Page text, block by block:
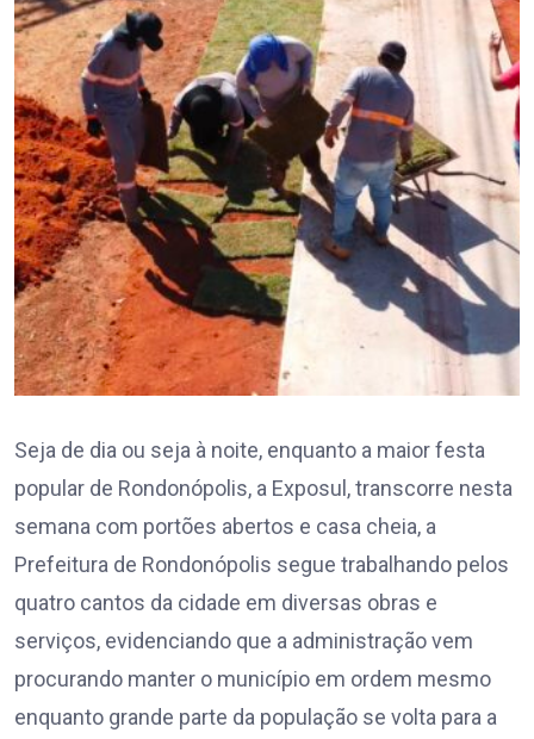
Seja de dia ou seja à noite, enquanto a maior festa
popular de Rondonópolis, a Exposul, transcorre nesta
semana com portões abertos e casa cheia, a
Prefeitura de Rondonópolis segue trabalhando pelos
quatro cantos da cidade em diversas obras e
serviços, evidenciando que a administração vem
procurando manter o município em ordem mesmo
enquanto grande parte da população se volta para a